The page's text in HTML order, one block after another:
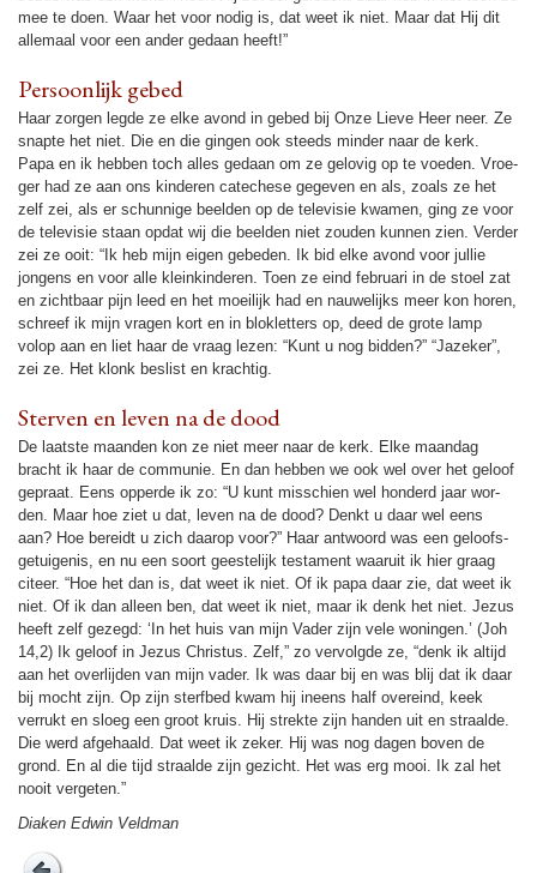
mee te doen. Waar het voor nodig is, dat weet ik niet. Maar dat Hij dit
allemaal voor een ander gedaan heeft!”
Per­soon­lijk gebed
Haar zorgen legde ze elke avond in gebed bij Onze Lieve Heer neer. Ze
snapte het niet. Die en die gingen ook steeds min­der naar de kerk.
Papa en ik hebben toch alles gedaan om ze gelovig op te voe­den. Vroe­
ger had ze aan ons kin­de­ren catechese gegeven en als, zoals ze het
zelf zei, als er schunnige beel­den op de tele­vi­sie kwamen, ging ze voor
de tele­vi­sie staan opdat wij die beel­den niet zou­den kunnen zien. Verder
zei ze ooit: “Ik heb mijn eigen gebe­den. Ik bid elke avond voor jullie
jongens en voor alle klein­kin­de­ren. Toen ze eind februari in de stoel zat
en zicht­baar pijn leed en het moei­lijk had en nau­we­lijks meer kon horen,
schreef ik mijn vragen kort en in blok­let­ters op, deed de grote lamp
volop aan en liet haar de vraag lezen: “Kunt u nog bid­den?” “Jazeker”,
zei ze. Het klonk beslist en krach­tig.
Sterven en leven na de dood
De laatste maan­den kon ze niet meer naar de kerk. Elke maan­dag
bracht ik haar de communie. En dan hebben we ook wel over het geloof
gepraat. Eens opperde ik zo: “U kunt mis­schien wel hon­derd jaar wor­
den. Maar hoe ziet u dat, leven na de dood? Denkt u daar wel eens
aan? Hoe bereidt u zich daarop voor?” Haar ant­woord was een geloofs­
ge­tui­ge­nis, en nu een soort gees­te­lijk testa­ment waaruit ik hier graag
citeer. “Hoe het dan is, dat weet ik niet. Of ik papa daar zie, dat weet ik
niet. Of ik dan alleen ben, dat weet ik niet, maar ik denk het niet. Jezus
heeft zelf gezegd: ‘In het huis van mijn Vader zijn vele woningen.’ (Joh
14,2) Ik geloof in Jezus Christus. Zelf,” zo ver­volgde ze, “denk ik altijd
aan het over­lij­den van mijn vader. Ik was daar bij en was blij dat ik daar
bij mocht zijn. Op zijn sterf­bed kwam hij ineens half overeind, keek
verrukt en sloeg een groot kruis. Hij strekte zijn han­den uit en straalde.
Die werd af­ge­haald. Dat weet ik zeker. Hij was nog dagen boven de
grond. En al die tijd straalde zijn gezicht. Het was erg mooi. Ik zal het
nooit vergeten.”
Diaken Edwin Veldman